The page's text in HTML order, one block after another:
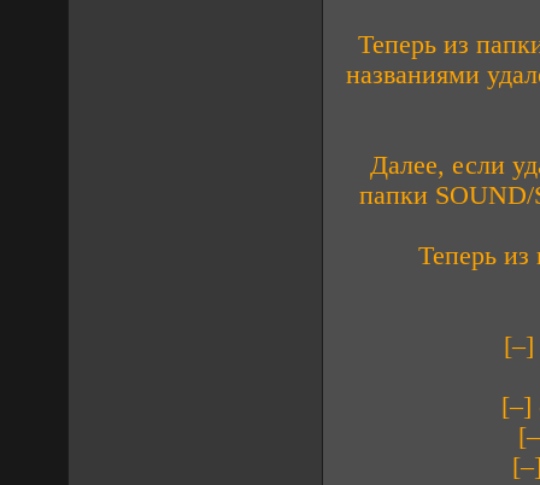
Теперь из
названиями
Далее, если
папки
Теперь
[–]
[–]